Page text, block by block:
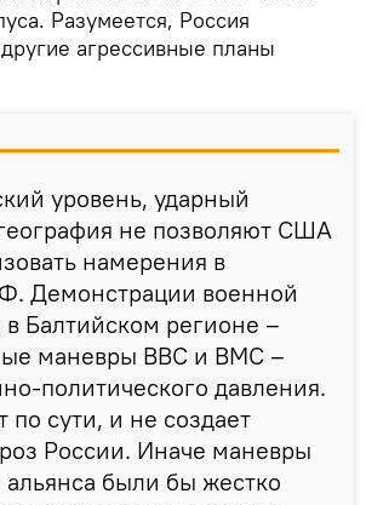
Разумеется, Россия
агрессивные планы
уровень, ударный
не позволяют США
намерения в
Демонстрации военной
в Балтийском регионе –
маневры ВВС и ВМС –
политического давления.
по сути, и не создает
России. Иначе маневры
были бы жестко